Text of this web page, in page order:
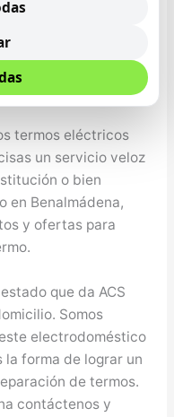
Neckar en
termos eléctricos
un servicio veloz
o bien
en Benalmádena,
y ofertas para
que da ACS
Somos
electrodoméstico
la forma de lograr un
de termos.
contáctenos y